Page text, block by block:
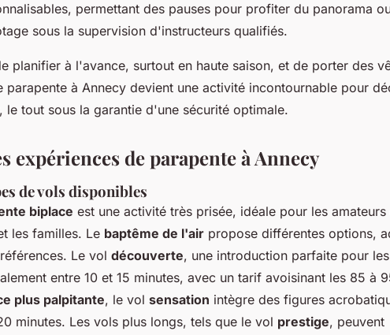
permettant des pauses pour profiter du panorama
sous la supervision d'instructeurs qualifiés.
planifier à l'avance, surtout en haute saison, et de porter des
parapente à Annecy devient une activité incontournable pour
le tout sous la garantie d'une sécurité optimale.
expériences de parapente à Annecy
de vols disponibles
biplace est une activité très prisée, idéale pour les amateurs
les familles. Le baptême de l'air propose différentes options,
Le vol découverte, une introduction parfaite pour les
entre 10 et 15 minutes, avec un tarif avoisinant les 85 à
plus palpitante, le vol sensation intègre des figures
minutes. Les vols plus longs, tels que le vol prestige, peuvent